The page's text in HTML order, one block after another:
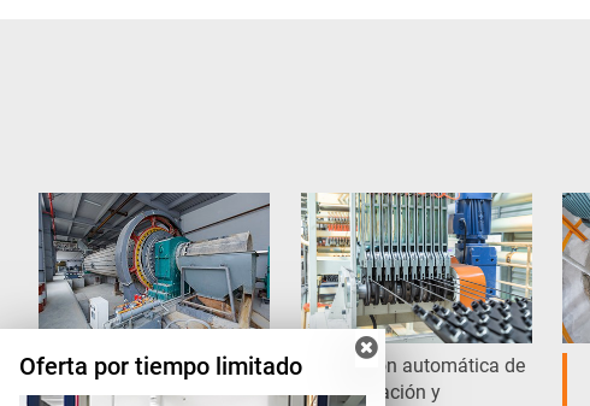
Sección de preparación
de materias primas
Sección automática de
fabricación y
Oferta por tiempo limitado